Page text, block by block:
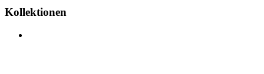
Kollektionen